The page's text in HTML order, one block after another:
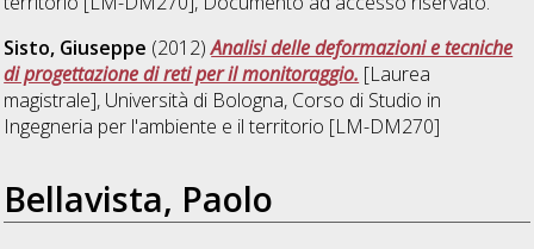
Sisto, Giuseppe (2012)Analisi delle deformazioni e tecniche
di progettazione di reti per il monitoraggio. [Laurea
magistrale], Università di Bologna, Corso di Studio in
Ingegneria per l'ambiente e il territorio [LM-DM270]
Bellavista, Paolo